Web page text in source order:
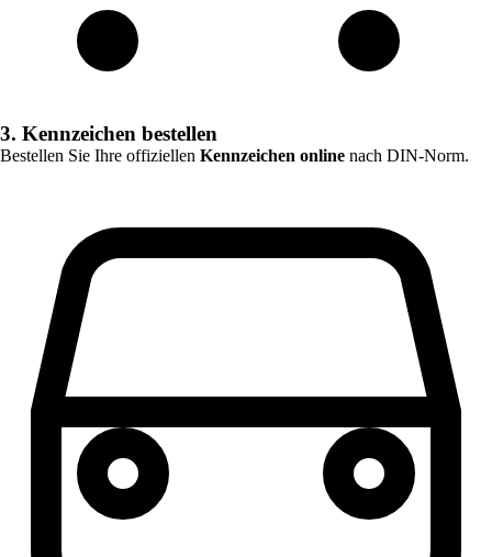
3. Kennzeichen bestellen
Bestellen Sie Ihre offiziellen Kennzeichen online nach DIN-Norm.